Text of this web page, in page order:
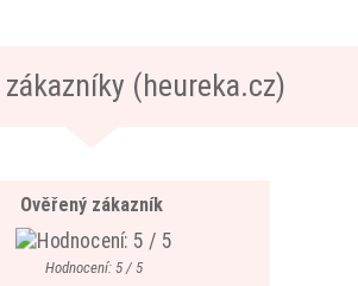
zákazníky (heureka.cz)
Ověřený zákazník
Hodnocení: 5 / 5